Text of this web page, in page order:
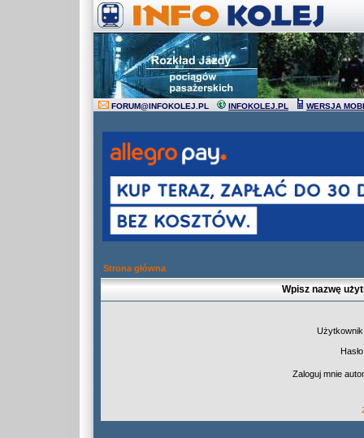
FORUM@INFOKOLEJ.PL INFOKOLEJ.PL WERSJA
Strona główna
Wpisz nazwę
Zaloguj mnie